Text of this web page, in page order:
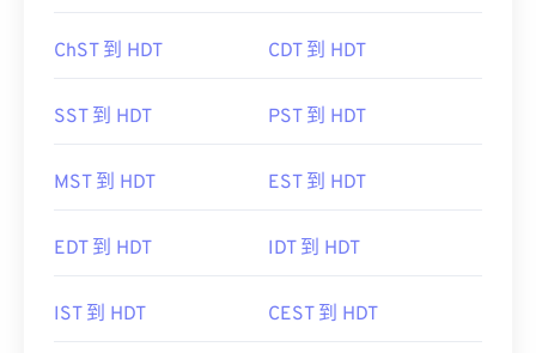
ChST 到 HDT CDT 到 HDT
SST 到 HDT PST 到 HDT
MST 到 HDT EST 到 HDT
EDT 到 HDT IDT 到 HDT
IST 到 HDT CEST 到 HDT